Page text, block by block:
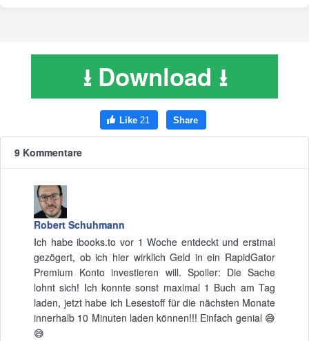
⭳ Download ⭳
9 Kommentare
Robert Schuhmann
Ich habe ibooks.to vor 1 Woche entdeckt und erstmal
gezögert, ob ich hier wirklich Geld in ein RapidGator
Premium Konto investieren will. Spoiler: Die Sache
lohnt sich! Ich konnte sonst maximal 1 Buch am Tag
laden, jetzt habe ich Lesestoff für die nächsten Monate
innerhalb 10 Minuten laden können!!! Einfach genial 😅
😅